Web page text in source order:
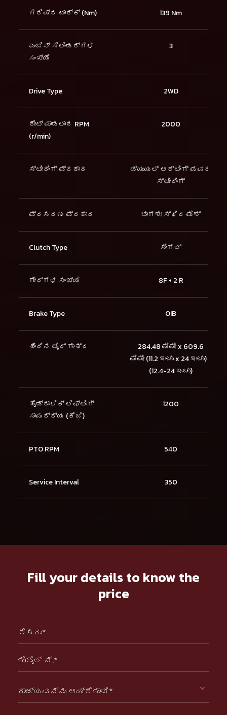
ಗರಿಷ್ಠ ಟಾರ್ಕ್ (Nm) 139 Nm
ಎಂಜಿನ್ ಸಿಲಿಂಡರ್ಗಳ
ಸಂಖ್ಯೆ
3
Drive Type 2WD
ರೇಟ್ ಮಾಡಲಾದ RPM
(r/min)
2000
ಸ್ಟೀರಿಂಗ್ ಪ್ರಕಾರ
ಡ್ಯುಯಲ್ ಆಕ್ಟಿಂಗ್ ಪವರ್
ಸ್ಟೀರಿಂಗ್
ಪ್ರಸರಣ ಪ್ರಕಾರ ಭಾಗಶಃ ಸ್ಥಿರ ಮೆಶ್
Clutch Type ಸಿಂಗಲ್
ಗೇರ್‌ಗಳ ಸಂಖ್ಯೆ 8F + 2 R
Brake Type OIB
ಹಿಂದಿನ ಟೈರ್ ಗಾತ್ರ
284.48 ಮಿಮೀ x 609.6
ಮಿಮೀ (11.2 ಇಂಚು x 24 ಇಂಚು) /
(12.4-24 ಇಂಚು)
ಹೈಡ್ರಾಲಿಕ್ ಲಿಫ್ಟಿಂಗ್
ಸಾಮರ್ಥ್ಯ (ಕೆಜಿ)
1200
PTO RPM 540
Service Interval 350
Fill your details to know the
price
ಹೆಸರು*
ಮೊಬೈಲ್ ನ್.*
ರಾಜ್ಯವನ್ನು ಆಯ್ಕೆಮಾಡಿ*